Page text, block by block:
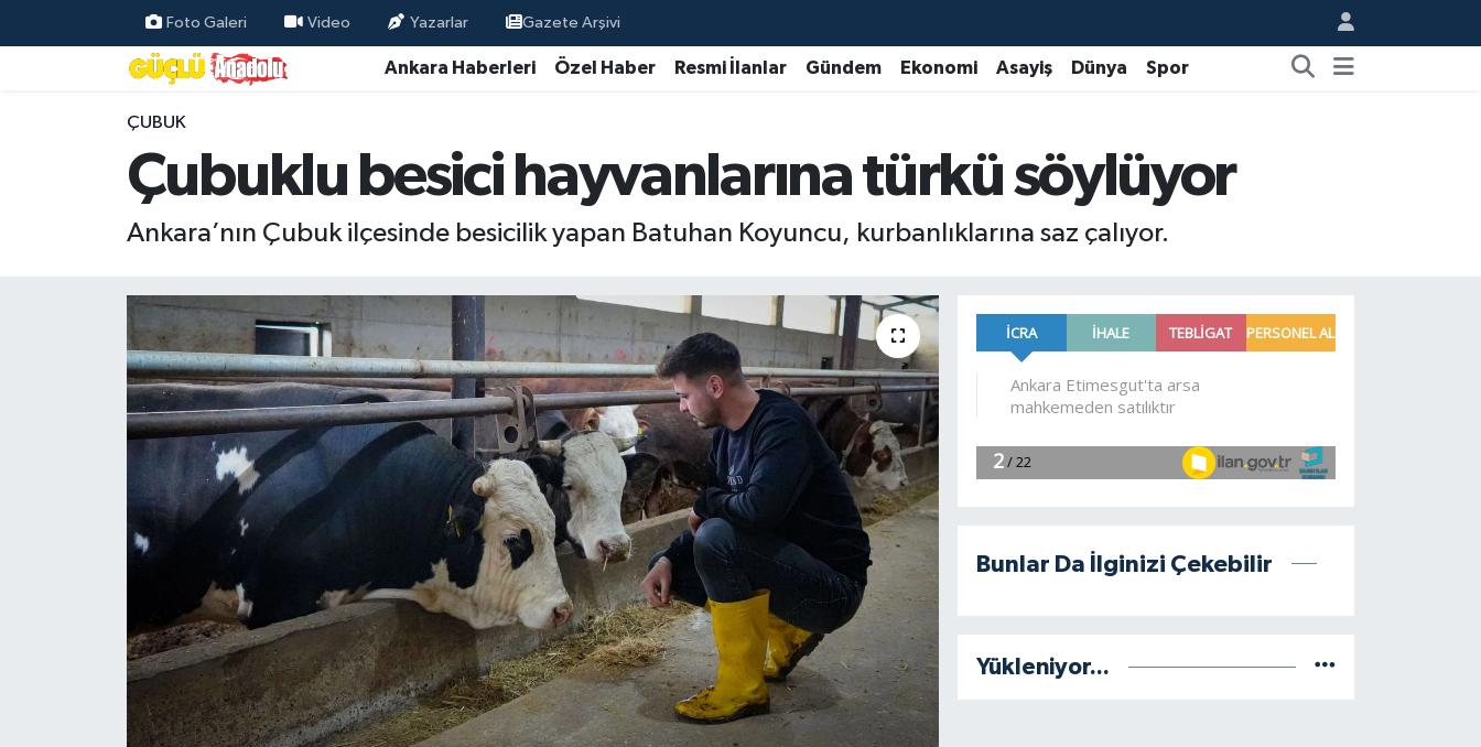
Foto Galeri Video Yazarlar Gazete Arşivi
Ankara Haberleri Özel Haber Resmi İlanlar Gündem Ekonomi Asayiş Dünya Spor
ÇUBUK
Çubuklu besici hayvanlarına türkü söylüyor
Ankara’nın Çubuk ilçesinde besicilik yapan Batuhan Koyuncu, kurbanlıklarına saz çalıyor.
Bunlar Da İlginizi Çekebilir
Yükleniyor...
Özel Haber
Resmi İlanlar
Gündem